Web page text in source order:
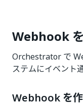
Webhook
Orchestrator で
ステムにイベント
Webhook を